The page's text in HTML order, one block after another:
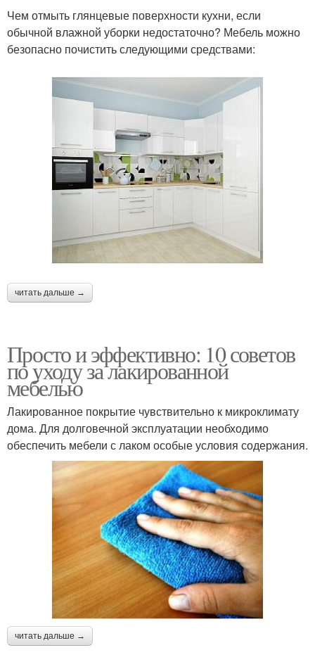
Чем отмыть глянцевые поверхности кухни, если
обычной влажной уборки недостаточно? Мебель можно
безопасно почистить следующими средствами:
читать дальше →
Просто и эффективно: 10 советов
по уходу за лакированной
мебелью
Лакированное покрытие чувствительно к микроклимату
дома. Для долговечной эксплуатации необходимо
обеспечить мебели с лаком особые условия содержания.
читать дальше →